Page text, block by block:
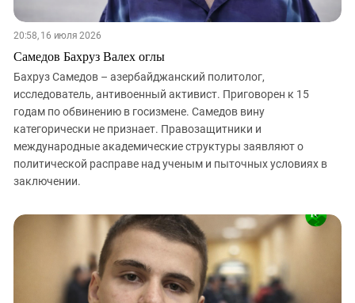
20:58, 16 июля 2026
Самедов Бахруз Валех оглы
Бахруз Самедов – азербайджанский политолог,
исследователь, антивоенный активист. Приговорен к 15
годам по обвинению в госизмене. Самедов вину
категорически не признает. Правозащитники и
международные академические структуры заявляют о
политической расправе над ученым и пыточных условиях в
заключении.